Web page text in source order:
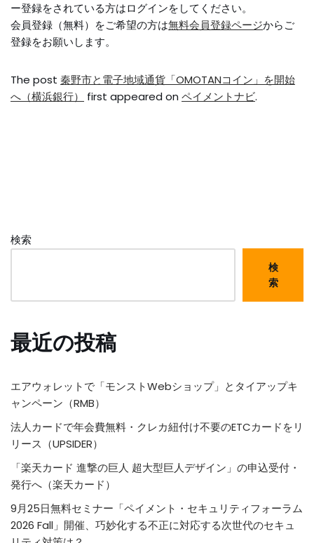
ー登録をされている方はログインをしてください。
会員登録（無料）をご希望の方は無料会員登録ページからご
登録をお願いします。
The post 秦野市と電子地域通貨「OMOTANコイン」を開始
へ（横浜銀行）
first appeared on ペイメントナビ.
検索
検
索
最近の投稿
エアウォレットで「モンストWebショップ」とタイアップキ
ャンペーン（RMB）
法人カードで年会費無料・クレカ紐付け不要のETCカードをリ
リース（UPSIDER）
「楽天カード 進撃の巨人 超大型巨人デザイン」の申込受付・
発行へ（楽天カード）
9月25日無料セミナー「ペイメント・セキュリティフォーラム
2026 Fall」開催、巧妙化する不正に対応する次世代のセキュ